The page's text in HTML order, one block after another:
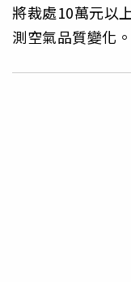
將裁處10萬元以
測空氣品質變化。